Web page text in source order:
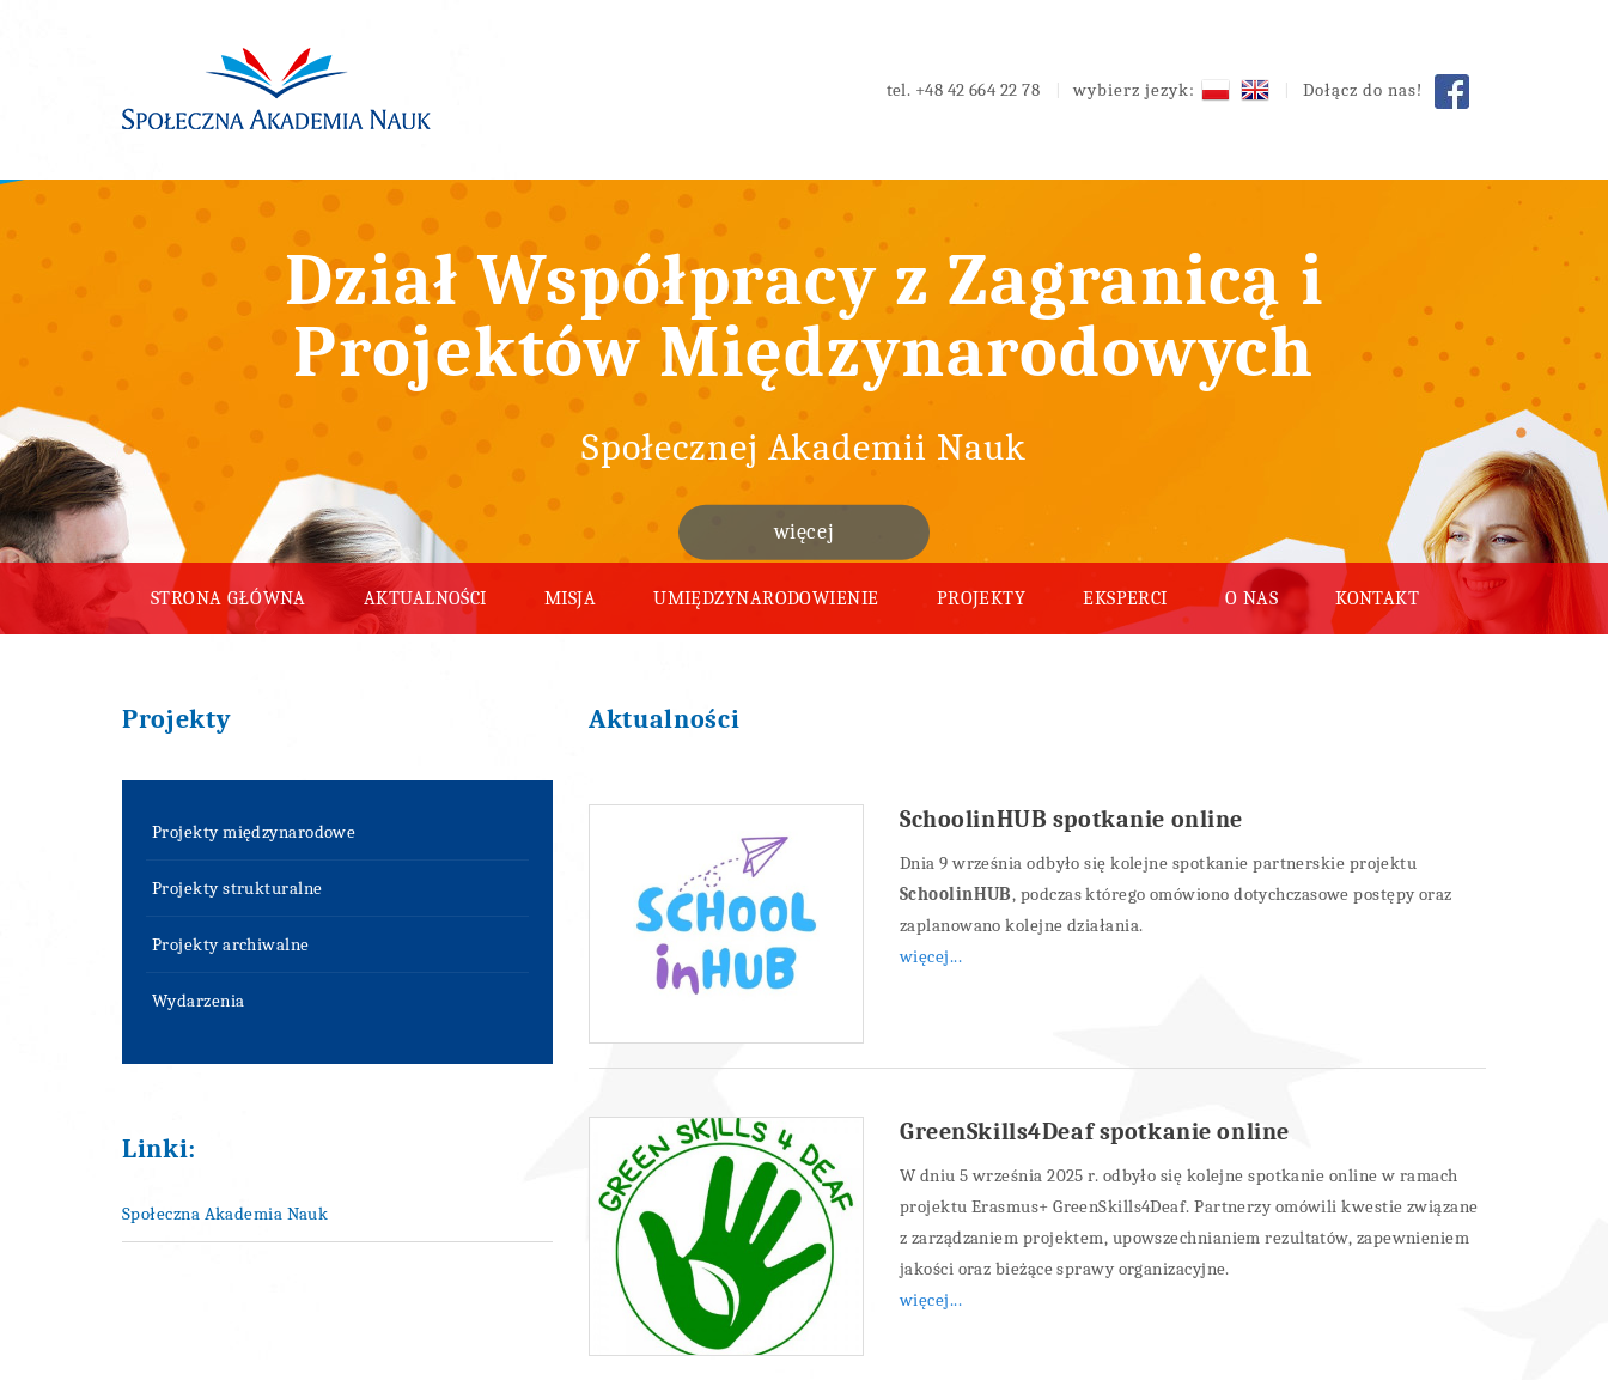
Dołącz do nas!
wybierz jezyk:
tel. +48 42 664 22 78
Dział Współpracy z Zagranicą i
Projektów Międzynarodowych
Społecznej Akademii Nauk
więcej
STRONA GŁÓWNA AKTUALNOŚCI MISJA UMIĘDZYNARODOWIENIE PROJEKTY EKSPERCI O NAS KONTAKT
Projekty
Projekty międzynarodowe
Projekty strukturalne
Projekty archiwalne
Wydarzenia
Linki:
Społeczna Akademia Nauk
Aktualności
SchoolinHUB spotkanie online
Dnia 9 września odbyło się kolejne spotkanie partnerskie projektu
SchoolinHUB, podczas którego omówiono dotychczasowe postępy oraz
zaplanowano kolejne działania.
więcej...
GreenSkills4Deaf spotkanie online
W dniu 5 września 2025 r. odbyło się kolejne spotkanie online w ramach
projektu Erasmus+ GreenSkills4Deaf. Partnerzy omówili kwestie związane
z zarządzaniem projektem, upowszechnianiem rezultatów, zapewnieniem
jakości oraz bieżące sprawy organizacyjne.
więcej...